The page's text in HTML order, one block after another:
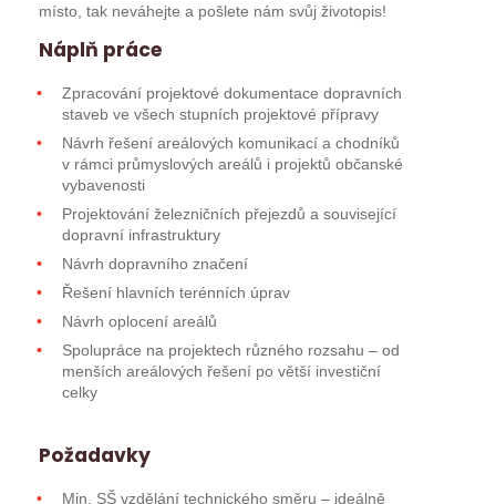
místo, tak neváhejte a pošlete nám svůj životopis!
Náplň práce
Zpracování projektové dokumentace dopravních
staveb ve všech stupních projektové přípravy
Návrh řešení areálových komunikací a chodníků
v rámci průmyslových areálů i projektů občanské
vybavenosti
Projektování železničních přejezdů a související
dopravní infrastruktury
Návrh dopravního značení
Řešení hlavních terénních úprav
Návrh oplocení areálů
Spolupráce na projektech různého rozsahu – od
menších areálových řešení po větší investiční
celky
Požadavky
Min. SŠ vzdělání technického směru – ideálně